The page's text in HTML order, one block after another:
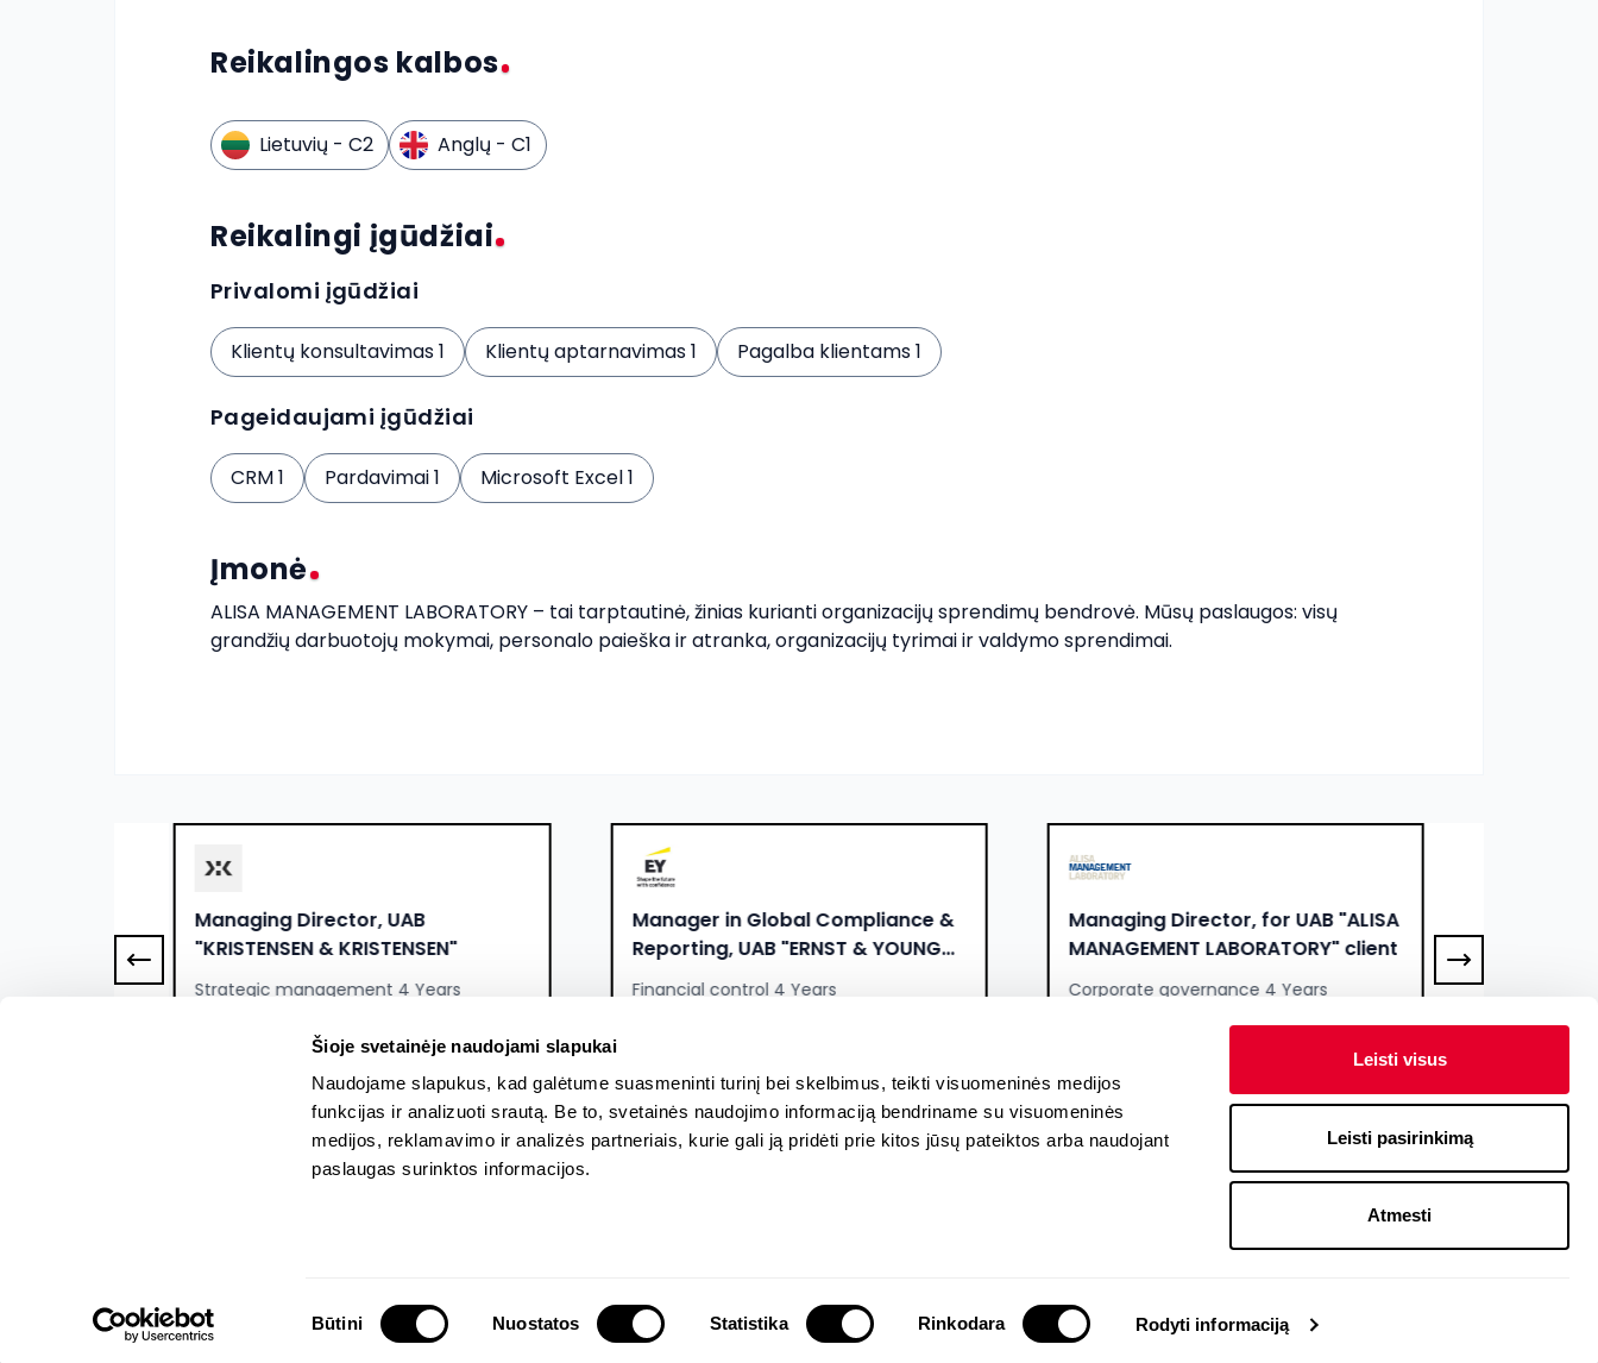
Šioje svetainėje naudojami slapukai
Naudojame slapukus, kad galėtume suasmeninti turinį bei skelbimus, teikti visuomeninės medijos
funkcijas ir analizuoti srautą. Be to, svetainės naudojimo informaciją bendriname su visuomeninės
medijos, reklamavimo ir analizės partneriais, kurie gali ją pridėti prie kitos jūsų pateiktos arba naudojant
paslaugas surinktos informacijos.
pasirinkimas
Būtini Nuostatos Statistika Rinkodara Rodyti informaciją
Leisti visus
Leisti pasirinkimą
Atmesti
Reikalingos kalbos
Lietuvių - C2 Anglų - C1
Reikalingi įgūdžiai
Privalomi įgūdžiai
Klientų konsultavimas 1 Klientų aptarnavimas 1 Pagalba klientams 1
Pageidaujami įgūdžiai
CRM 1 Pardavimai 1 Microsoft Excel 1
Įmonė
ALISA MANAGEMENT LABORATORY – tai tarptautinė, žinias kurianti organizacijų sprendimų bendrovė. Mūsų paslaugos: visų
grandžių darbuotojų mokymai, personalo paieška ir atranka, organizacijų tyrimai ir valdymo sprendimai.
Managing Director, UAB
"KRISTENSEN & KRISTENSEN"
Strategic management 4 Years
Manager in Global Compliance &
Reporting, UAB "ERNST & YOUNG
Financial control 4 Years
Managing Director, for UAB "ALISA
MANAGEMENT LABORATORY" client
Corporate governance 4 Years
"Enersense"
Project management